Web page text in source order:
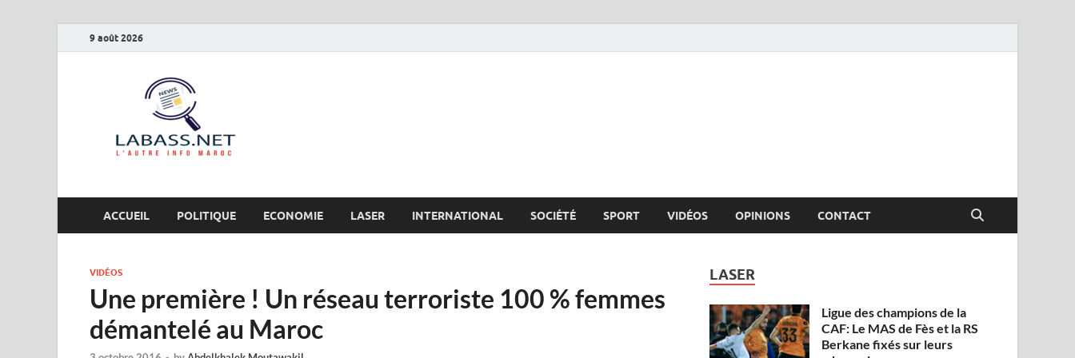
9 août 2026
ACCUEIL POLITIQUE ECONOMIE LASER INTERNATIONAL SOCIÉTÉ SPORT VIDÉOS OPINIONS CONTACT
VIDÉOS
Une première ! Un réseau terroriste 100 % femmes
démantelé au Maroc
LASER
Ligue des champions de la
CAF: Le MAS de Fès et la RS
Berkane fixés sur leurs